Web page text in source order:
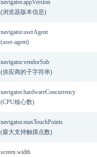
navigator.appVersion
(浏览器版本信息)
navigator.userAgent
(user-agent)
navigator.vendorSub
(供应商的子字符串)
navigator.hardwareConcurrency
(CPU核心数)
navigator.maxTouchPoints
(最大支持触摸点数)
screen.width